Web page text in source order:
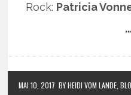
Rock: Patricia
MAI 10, 2017 BY HEIDI VOM LANDE,